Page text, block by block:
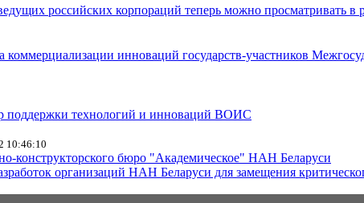
российских корпораций теперь можно просматривать
коммерциализации инноваций государств-участников
поддержки технологий и инноваций ВОИС
10:46:10
конструкторского бюро "Академическое" НАН Беларуси
организаций НАН Беларуси для замещения